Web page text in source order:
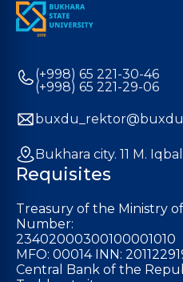
(+998) 65 221-30-46
(+998) 65 221-29-06
Bukhara city. 11 M.
Requisites
Treasury of the Ministry
Number:
23402000300100001010
MFO: 00014 INN:
Central Bank of the